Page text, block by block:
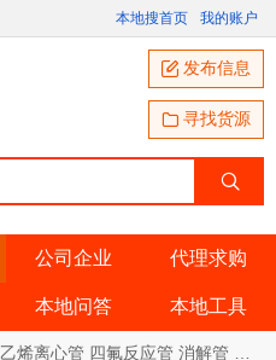
本地搜首页 我的账户
发布信息
寻找货源
公司企业 代理求购
本地问答 本地工具